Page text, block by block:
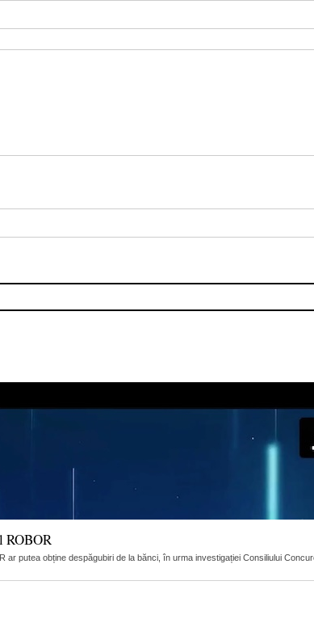
ROBOR
putea obține despăgubiri de la bănci, în urma investigației Consiliului